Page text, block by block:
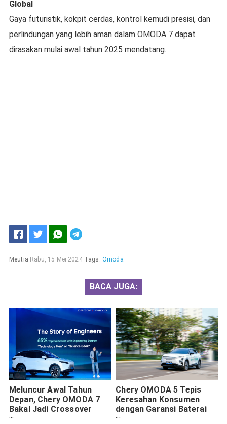
Global
Gaya futuristik, kokpit cerdas, kontrol kemudi presisi, dan
perlindungan yang lebih aman dalam OMODA 7 dapat
dirasakan mulai awal tahun 2025 mendatang.
Meutia Rabu, 15 Mei 2024 Tags: Omoda
BACA JUGA:
Meluncur Awal Tahun
Depan, Chery OMODA 7
Bakal Jadi Crossover
Dambaan Anak Muda
Chery OMODA 5 Tepis
Keresahan Konsumen
dengan Garansi Baterai
Seumur Hidup